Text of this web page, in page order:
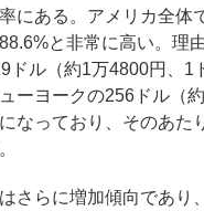
にある。アメリカ全体
と非常に高い。理
ドル（約1万4800円、1
ーヨークの256ドル（
なっており、そのあた
さらに増加傾向であり